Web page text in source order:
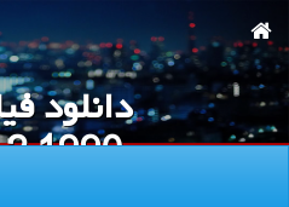
به
محتوای
اصلی
1990